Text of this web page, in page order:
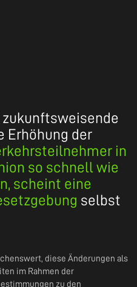
Erhöhung der
in
so schnell wie
scheint eine
selbst
diese Änderungen als
im Rahmen der
zu den